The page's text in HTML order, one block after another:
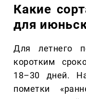
Какие
для
Для летнего
коротким
18–30 дней.
пометки